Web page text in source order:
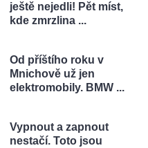
ještě nejedli! Pět míst,
kde zmrzlina ...
Od příštího roku v
Mnichově už jen
elektromobily. BMW ...
Vypnout a zapnout
nestačí. Toto jsou